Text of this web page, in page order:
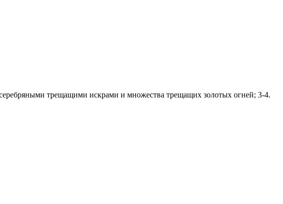
трещащими искрами и множества трещащих золотых огней; 3-4.